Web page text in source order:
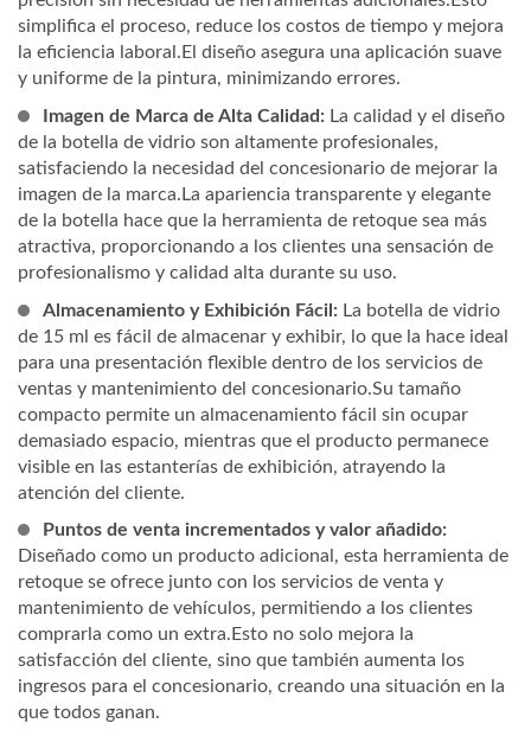
simplifica el proceso, reduce los costos de tiempo y mejora
la eficiencia laboral.El diseño asegura una aplicación suave
y uniforme de la pintura, minimizando errores.
Imagen de Marca de Alta Calidad: La calidad y el diseño
de la botella de vidrio son altamente profesionales,
satisfaciendo la necesidad del concesionario de mejorar la
imagen de la marca.La apariencia transparente y elegante
de la botella hace que la herramienta de retoque sea más
atractiva, proporcionando a los clientes una sensación de
profesionalismo y calidad alta durante su uso.
Almacenamiento y Exhibición Fácil: La botella de vidrio
de 15 ml es fácil de almacenar y exhibir, lo que la hace ideal
para una presentación flexible dentro de los servicios de
ventas y mantenimiento del concesionario.Su tamaño
compacto permite un almacenamiento fácil sin ocupar
demasiado espacio, mientras que el producto permanece
visible en las estanterías de exhibición, atrayendo la
atención del cliente.
Puntos de venta incrementados y valor añadido:
Diseñado como un producto adicional, esta herramienta de
retoque se ofrece junto con los servicios de venta y
mantenimiento de vehículos, permitiendo a los clientes
comprarla como un extra.Esto no solo mejora la
satisfacción del cliente, sino que también aumenta los
ingresos para el concesionario, creando una situación en la
que todos ganan.